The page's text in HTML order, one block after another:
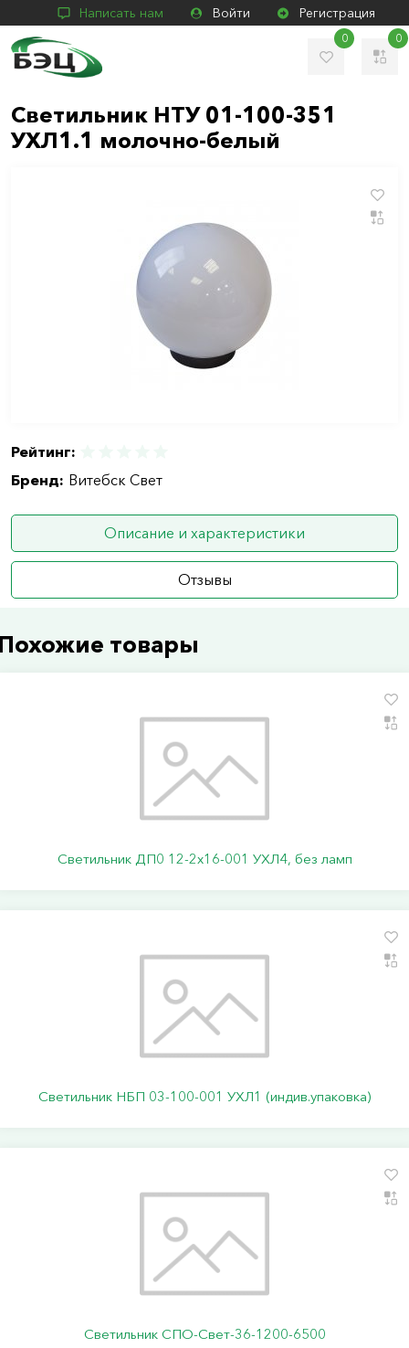
Написать нам Войти Регистрация
0 0
Светильник НТУ 01-100-351
УХЛ1.1 молочно-белый
Рейтинг:
Бренд: Витебск Свет
Описание и характеристики
Отзывы
товары
Светильник ДП0 12-2х16-001 УХЛ4, без ламп
Светильник НБП 03-100-001 УХЛ1 (индив.упаковка)
Светильник СПО-Свет-36-1200-6500